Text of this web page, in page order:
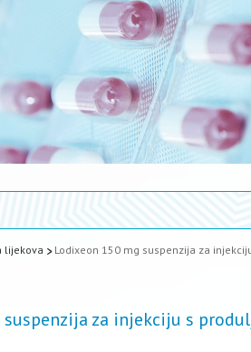
lijekova Lodixeon 150 mg suspenzija za
suspenzija za injekciju s